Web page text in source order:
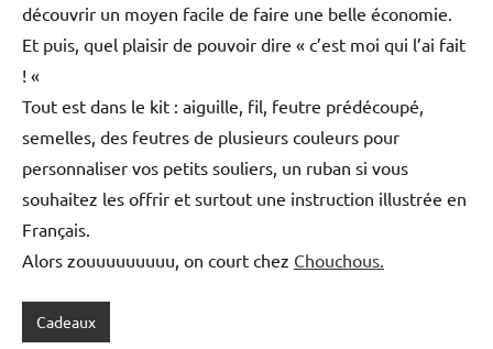
découvrir un moyen facile de faire une belle économie.
Et puis, quel plaisir de pouvoir dire « c’est moi qui l’ai fait
! «
Tout est dans le kit : aiguille, fil, feutre prédécoupé,
semelles, des feutres de plusieurs couleurs pour
personnaliser vos petits souliers, un ruban si vous
souhaitez les offrir et surtout une instruction illustrée en
Français.
Alors zouuuuuuuuu, on court chez Chouchous.
Cadeaux